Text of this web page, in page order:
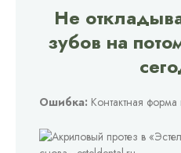
Не
зубов на
Ошибка: Контактная